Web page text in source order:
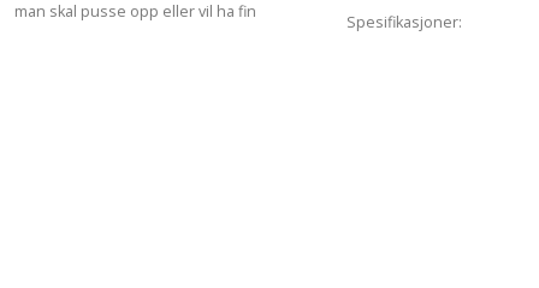
man skal pusse opp eller vil ha fin
Spesifikasjoner: